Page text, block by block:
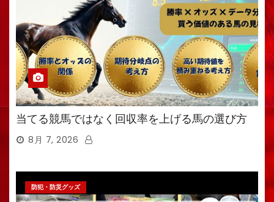
当てる競馬ではなく回収率を上げる馬の選び方
8月 7, 2026
防犯・防災グッズ